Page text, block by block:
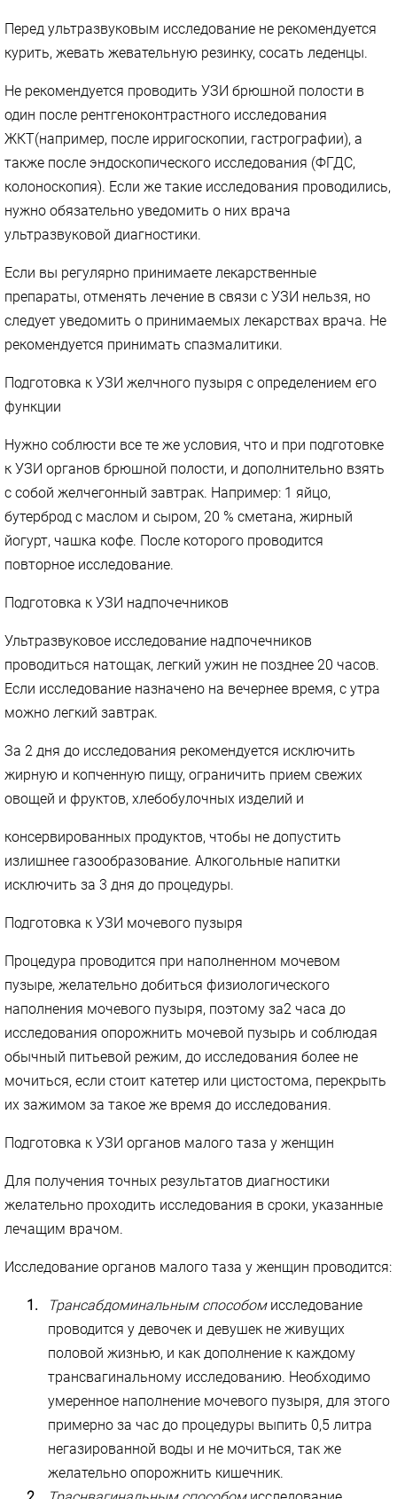
Перед ультразвуковым исследование не рекомендуется
курить, жевать жевательную резинку, сосать леденцы.
Не рекомендуется проводить УЗИ брюшной полости в
один после рентгеноконтрастного исследования
ЖКТ(например, после ирригоскопии, гастрографии), а
также после эндоскопического исследования (ФГДС,
колоноскопия). Если же такие исследования проводились,
нужно обязательно уведомить о них врача
ультразвуковой диагностики.
Если вы регулярно принимаете лекарственные
препараты, отменять лечение в связи с УЗИ нельзя, но
следует уведомить о принимаемых лекарствах врача. Не
рекомендуется принимать спазмалитики.
Подготовка к УЗИ желчного пузыря с определением его
функции
Нужно соблюсти все те же условия, что и при подготовке
к УЗИ органов брюшной полости, и дополнительно взять
с собой желчегонный завтрак. Например: 1 яйцо,
бутерброд с маслом и сыром, 20 % сметана, жирный
йогурт, чашка кофе. После которого проводится
повторное исследование.
Подготовка к УЗИ надпочечников
Ультразвуковое исследование надпочечников
проводиться натощак, легкий ужин не позднее 20 часов.
Если исследование назначено на вечернее время, с утра
можно легкий завтрак.
За 2 дня до исследования рекомендуется исключить
жирную и копченную пищу, ограничить прием свежих
овощей и фруктов, хлебобулочных изделий и
консервированных продуктов, чтобы не допустить
излишнее газообразование. Алкогольные напитки
исключить за 3 дня до процедуры.
Подготовка к УЗИ мочевого пузыря
Процедура проводится при наполненном мочевом
пузыре, желательно добиться физиологического
наполнения мочевого пузыря, поэтому за2 часа до
исследования опорожнить мочевой пузырь и соблюдая
обычный питьевой режим, до исследования более не
мочиться, если стоит катетер или цистостома, перекрыть
их зажимом за такое же время до исследования.
Подготовка к УЗИ органов малого таза у женщин
Для получения точных результатов диагностики
желательно проходить исследования в сроки, указанные
лечащим врачом.
Исследование органов малого таза у женщин проводится:
Трансабдоминальным способом исследование
проводится у девочек и девушек не живущих
половой жизнью, и как дополнение к каждому
трансвагинальному исследованию. Необходимо
умеренное наполнение мочевого пузыря, для этого
примерно за час до процедуры выпить 0,5 литра
негазированной воды и не мочиться, так же
желательно опорожнить кишечник.